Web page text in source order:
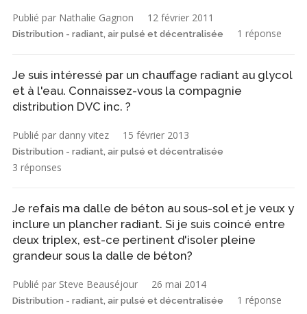
Publié par Nathalie Gagnon 12 février 2011
Distribution - radiant, air pulsé et décentralisée 1 réponse
Je suis intéressé par un chauffage radiant au glycol
et à l'eau. Connaissez-vous la compagnie
distribution DVC inc. ?
Publié par danny vitez 15 février 2013
Distribution - radiant, air pulsé et décentralisée
3 réponses
Je refais ma dalle de béton au sous-sol et je veux y
inclure un plancher radiant. Si je suis coincé entre
deux triplex, est-ce pertinent d'isoler pleine
grandeur sous la dalle de béton?
Publié par Steve Beauséjour 26 mai 2014
Distribution - radiant, air pulsé et décentralisée 1 réponse